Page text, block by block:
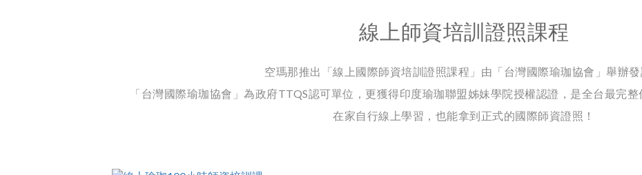
線上師資培訓證照課程
空瑪那推出「線上國際師資培訓證照課程」由「台灣國際瑜珈協會」舉辦發
「台灣國際瑜珈協會」為政府TTQS認可單位，更獲得印度瑜珈聯盟姊妹學院授權認證，是全台最完整
在家自行線上學習，也能拿到正式的國際師資證照！